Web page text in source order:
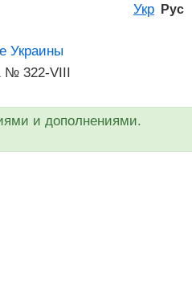
Укр Рус
Украины
№ 322-VIII
и дополнениями.